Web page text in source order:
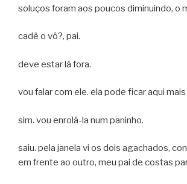
soluços foram aos poucos diminuindo, o
cadê o vô?, pai.
deve estar lá fora.
vou falar com ele. ela pode ficar aqui
sim. vou enrolá-la num paninho.
saiu. pela janela vi os dois agachados,
em frente ao outro, meu pai de costas